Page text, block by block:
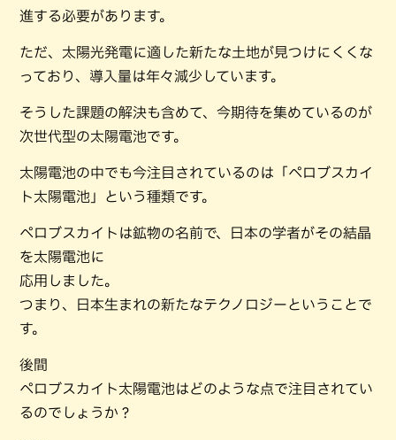
進する必要があります。
ただ、太陽光発電に適した新たな土地が見つけにくくな
っており、導入量は年々減少しています。
そうした課題の解決も含めて、今期待を集めているのが
次世代型の太陽電池です。
太陽電池の中でも今注目されているのは「ペロブスカイ
ト太陽電池」という種類です。
ペロブスカイトは鉱物の名前で、日本の学者がその結晶
を太陽電池に
応用しました。
つまり、日本生まれの新たなテクノロジーということで
す。
後間
ペロブスカイト太陽電池はどのような点で注目されてい
るのでしょうか？